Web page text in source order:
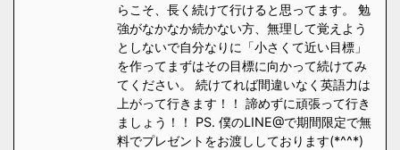
らこそ、長く続けて行けると思ってます。 勉
強がなかなか続かない方、無理して覚えよう
としないで自分なりに「小さくて近い目標」
を作ってまずはその目標に向かって続けてみ
てください。 続けてれば間違いなく英語力は
上がって行きます！！ 諦めずに頑張って行き
ましょう！！ PS. 僕のLINE@で期間限定で無
料でプレゼントをお渡ししております(*^^*)